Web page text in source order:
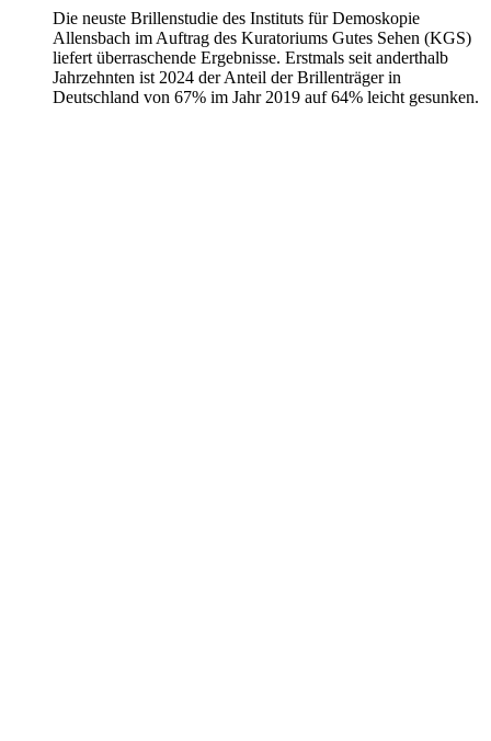
Die neuste Brillenstudie des Instituts für Demoskopie
Allensbach im Auftrag des Kuratoriums Gutes Sehen (KGS)
liefert überraschende Ergebnisse. Erstmals seit anderthalb
Jahrzehnten ist 2024 der Anteil der Brillenträger in
Deutschland von 67% im Jahr 2019 auf 64% leicht gesunken.